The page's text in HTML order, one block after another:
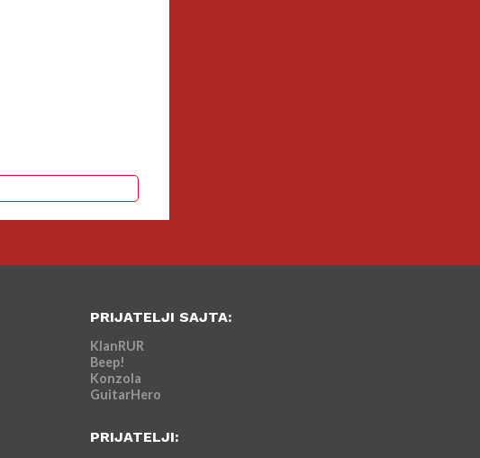
PRIJATELJI SAJTA:
KlanRUR
Beep!
Konzola
GuitarHero
PRIJATELJI: